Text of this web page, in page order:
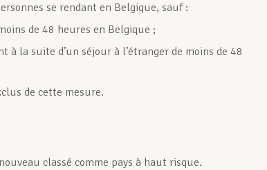
se rendant en Belgique, sauf :
de 48 heures en Belgique ;
à la suite d’un séjour à l’étranger de moins de 48
de cette mesure.
classé comme pays à haut risque.